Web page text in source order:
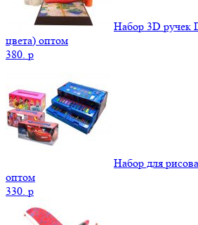
Набор 3D ручек
цвета) оптом
380. p
Набор для
оптом
330. p